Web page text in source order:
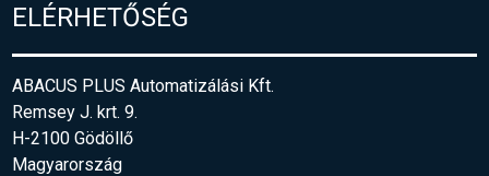
ELÉRHETŐSÉG
ABACUS PLUS Automatizálási Kft.
Remsey J. krt. 9.
H-2100 Gödöllő
Magyarország